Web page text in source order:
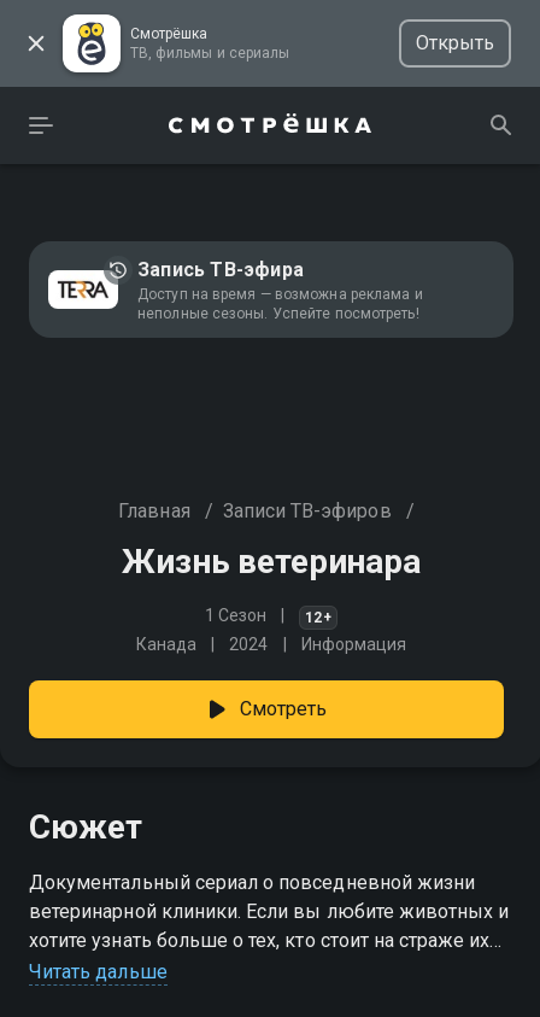
Смотрёшка
ТВ, фильмы и сериалы
Открыть
Запись ТВ-эфира
Доступ на время — возможна реклама и
неполные сезоны. Успейте посмотреть!
Главная / Записи ТВ-эфиров /
Жизнь ветеринара
1 Сезон 12+
Канада 2024 Информация
Смотреть
Сюжет
Документальный сериал о повседневной жизни
ветеринарной клиники. Если вы любите животных и
хотите узнать больше о тех, кто стоит на страже их
здоровья, этот сериал для вас!
Читать дальше